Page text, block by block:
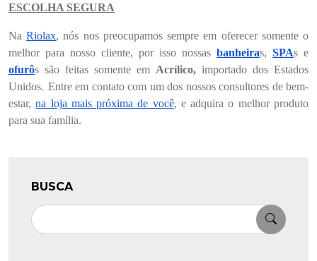
ESCOLHA SEGURA
NaRiolax, nós nos preocupamos sempre em oferecer somente o
melhor para nosso cliente, por isso nossas banheiras, SPAs e
ofurôs são feitas somente em Acrílico, importado dos Estados
Unidos. Entre em contato com um dos nossos consultores de bem-
estar,na loja mais próxima de você, e adquira o melhor produto
para sua família.
BUSCA
Pesquisar